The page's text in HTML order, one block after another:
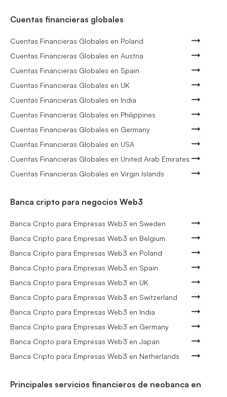
Cuentas financieras globales
Cuentas Financieras Globales en Poland
Cuentas Financieras Globales en Austria
Cuentas Financieras Globales en Spain
Cuentas Financieras Globales en UK
Cuentas Financieras Globales en India
Cuentas Financieras Globales en Philippines
Cuentas Financieras Globales en Germany
Cuentas Financieras Globales en USA
Cuentas Financieras Globales en United Arab Emirates
Cuentas Financieras Globales en Virgin Islands
Banca cripto para negocios Web3
Banca Cripto para Empresas Web3 en Sweden
Banca Cripto para Empresas Web3 en Belgium
Banca Cripto para Empresas Web3 en Poland
Banca Cripto para Empresas Web3 en Spain
Banca Cripto para Empresas Web3 en UK
Banca Cripto para Empresas Web3 en Switzerland
Banca Cripto para Empresas Web3 en India
Banca Cripto para Empresas Web3 en Germany
Banca Cripto para Empresas Web3 en Japan
Banca Cripto para Empresas Web3 en Netherlands
Principales servicios financieros de neobanca en